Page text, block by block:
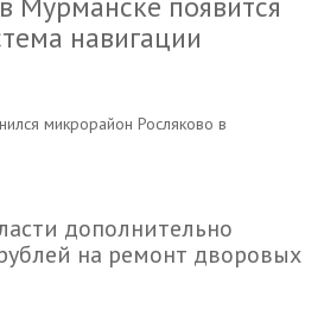
навигации
микрорайон Росляково в
дополнительно
на ремонт дворовых